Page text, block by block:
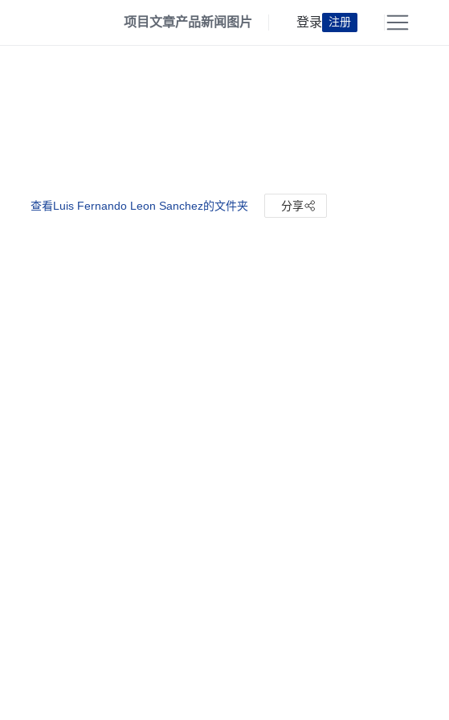
项目文章产品新闻 图片 登录 注册
查看Luis Fernando Leon Sanchez的文件夹 分享